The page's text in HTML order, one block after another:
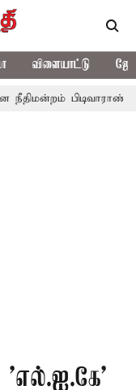
விளையாட்டு
'எல்.ஐ.கே'